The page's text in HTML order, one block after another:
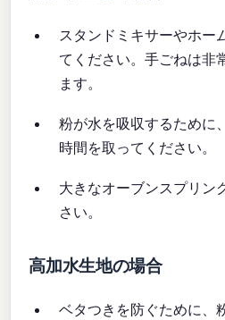
スタンドミキサーやホー
てください。手ごねは非
ます。
粉が水を吸収するために
時間を取ってください。
大きなオーブンスプリン
さい。
高加水生地の場合
ベタつきを防ぐために、